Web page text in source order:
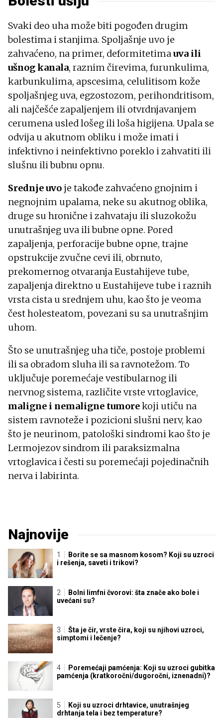
Svaki deo uha može biti pogođen drugim
bolestima i stanjima. Spoljašnje uvo je
zahvaćeno, na primer, deformitetimauva ili
ušnog kanala, raznim čirevima, furunkulima,
karbunkulima, apscesima, celulitisom kože
spoljašnjeg uva, egzostozom, perihondritisom,
ali najčešće zapaljenjem ili otvrdnjavanjem
cerumena usled lošeg ili loša higijena. Upala se
odvija u akutnom obliku i može imati i
infektivno i neinfektivno poreklo i zahvatiti ili
slušnu ili bubnu opnu.
Srednje uvo je takođe zahvaćeno gnojnim i
negnojnim upalama, neke su akutnog oblika,
druge su hronične i zahvataju ili sluzokožu
unutrašnjeg uva ili bubne opne. Pored
zapaljenja, perforacije bubne opne, trajne
opstrukcije zvučne cevi ili, obrnuto,
prekomernog otvaranja Eustahijeve tube,
zapaljenja direktno u Eustahijeve tube i raznih
vrsta cista u srednjem uhu, kao što je veoma
čest holesteatom, povezani su sa unutrašnjim
uhom.
Što se unutrašnjeg uha tiče, postoje problemi
ili sa obradom sluha ili sa ravnotežom. To
uključuje poremećaje vestibularnog ili
nervnog sistema, različite vrste vrtoglavice,
maligne i nemaligne tumorekoji utiču na
sistem ravnoteže i pozicioni slušni nerv, kao
što je neurinom, patološki sindromi kao što je
Lermojezov sindrom ili paraksizmalna
vrtoglavica i česti su poremećaji pojedinačnih
nerva i labirinta.
Najnovije
Borite se sa masnom kosom? Koji su uzroci
i rešenja, saveti i trikovi?
Bolni limfni čvorovi: šta znače ako bole i
uvećani su?
Šta je čir, vrste čira, koji su njihovi uzroci,
simptomi i lečenje?
Poremećaji pamćenja: Koji su uzroci gubitka
pamćenja (kratkoročni/dugoročni, iznenadni)?
Koji su uzroci drhtavice, unutrašnjeg
drhtanja tela i bez temperature?